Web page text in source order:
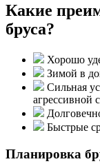
Какие
бруса?
Хорошо
Зимой в
Сильная
агрессивной
Быстрые
Планировка